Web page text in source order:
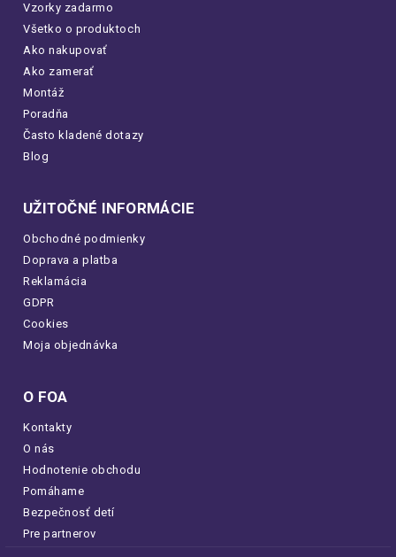
Vzorky zadarmo
Všetko o produktoch
Ako nakupovať
Ako zamerať
Montáž
Poradňa
Často kladené dotazy
Blog
UŽITOČNÉ INFORMÁCIE
Obchodné podmienky
Doprava a platba
Reklamácia
GDPR
Cookies
Moja objednávka
O FOA
Kontakty
O nás
Hodnotenie obchodu
Pomáhame
Bezpečnosť detí
Pre partnerov